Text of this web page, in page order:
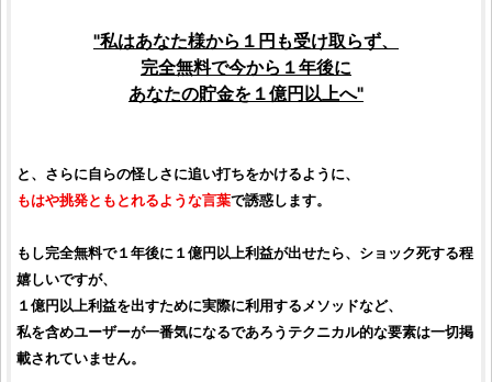
"私はあなた様から１円も受け取らず、
完全無料で今から１年後に
あなたの貯金を１億円以上へ"
と、さらに自らの怪しさに追い打ちをかけるように、
もはや挑発ともとれるような言葉で誘惑します。
もし完全無料で１年後に１億円以上利益が出せたら、ショック死する程
嬉しいですが、
１億円以上利益を出すために実際に利用するメソッドなど、
私を含めユーザーが一番気になるであろうテクニカル的な要素は一切掲
載されていません。